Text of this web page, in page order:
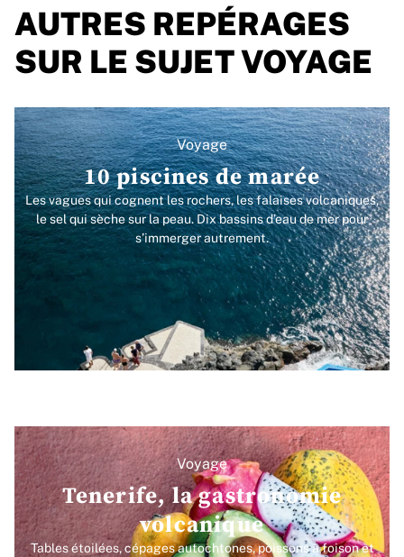
AUTRES REPÉRAGES
SUR LE SUJET VOYAGE
Voyage
10 piscines de marée
Les vagues qui cognent les rochers, les falaises volcaniques,
le sel qui sèche sur la peau. Dix bassins d’eau de mer pour
s’immerger autrement.
Voyage
Tenerife, la gastronomie
volcanique
Tables étoilées, cépages autochtones, poissons à foison et